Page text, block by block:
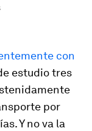
con
estudio tres
por
Y no va la